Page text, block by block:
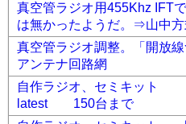
真空管ラジオ用455Khz
は無かったようだ。⇒山中方
真空管ラジオ調整。「開放
アンテナ回路網
自作ラジオ、セミキ
latest 150台まで